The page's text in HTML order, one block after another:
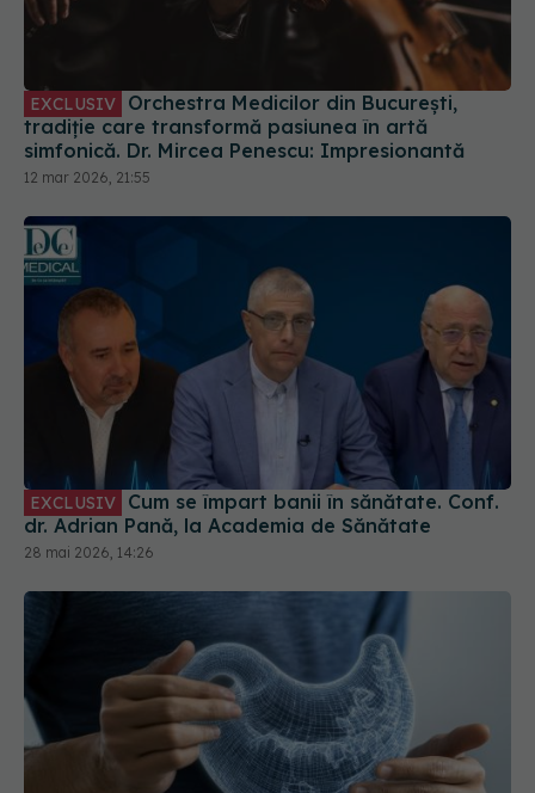
EXCLUSIV
tradiție care transformă pasiunea în artă
simfonică. Dr. Mircea Penescu: Impresionantă
12 mar 2026, 21:55
EXCLUSIV
dr. Adrian Pană, la Academia de Sănătate
28 mai 2026, 14:26